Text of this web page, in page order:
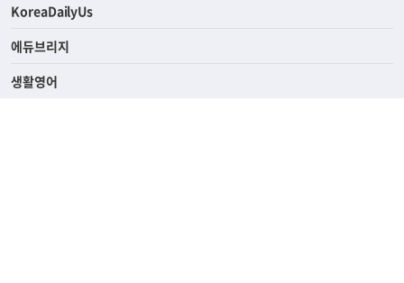
KoreaDailyUs
에듀브리지
생활영어